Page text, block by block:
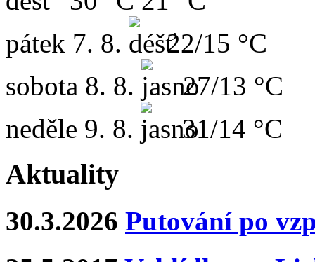
pátek 7. 8.
22/15 °C
sobota 8. 8.
27/13 °C
neděle 9. 8. 31/14 °C
Aktuality
30.3.2026 Putování po